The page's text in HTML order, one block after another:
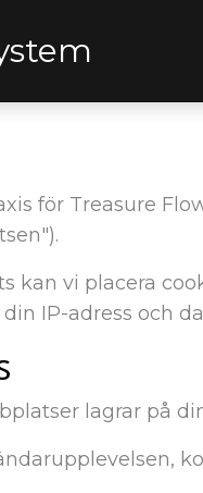
för Treasure
kan vi placera
IP-adress och
lagrar på